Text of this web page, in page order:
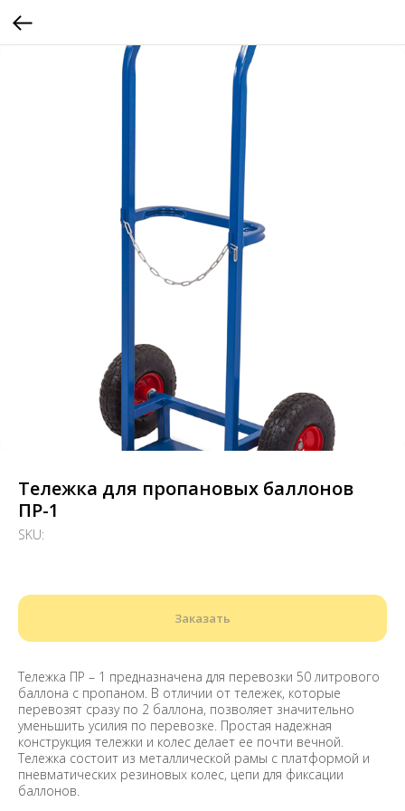
Тележка для пропановых баллонов
ПР-1
SKU:
Заказать
Тележка ПР – 1 предназначена для перевозки 50 литрового
баллона с пропаном. В отличии от тележек, которые
перевозят сразу по 2 баллона, позволяет значительно
уменьшить усилия по перевозке. Простая надежная
конструкция тележки и колес делает ее почти вечной.
Тележка состоит из металлической рамы с платформой и
пневматических резиновых колес, цепи для фиксации
баллонов.